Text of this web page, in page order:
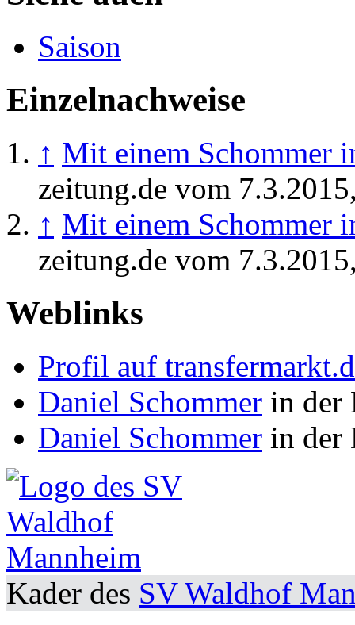
Saison
Einzelnachweise
↑ Mit einem Schommer
zeitung.de vom
↑ Mit einem Schommer
zeitung.de vom
Weblinks
Profil auf
Daniel Schommer in der
Daniel Schommer in der
Kader des SV Waldhof